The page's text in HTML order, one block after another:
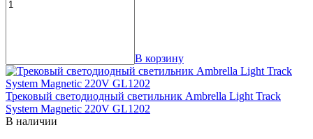
В корзину
Трековый светодиодный светильник Ambrella Light Track
System Magnetic 220V GL1202
В наличии